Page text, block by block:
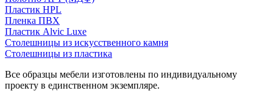
Пластик HPL
Пленка ПВХ
Пластик Alvic Luxe
Столешницы из искусственного камня
Столешницы из пластика
Все образцы мебели изготовлены по индивидуальному
проекту в единственном экземпляре.